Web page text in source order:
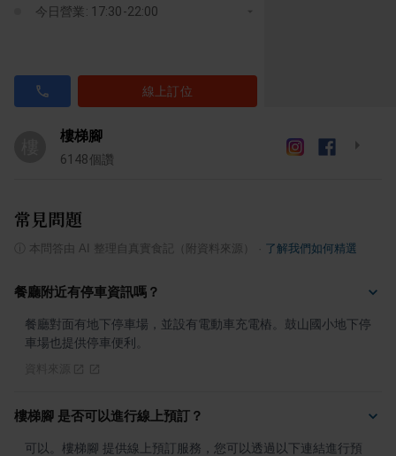
今日營業: 17:30-22:00
線上訂位
樓梯腳
6148個讚
常見問題
本問答由 AI 整理自真實食記（附資料來源） 了解我們如何精選
餐廳附近有停車資訊嗎？
餐廳對面有地下停車場，並設有電動車充電樁。鼓山國小地下停
車場也提供停車便利。
樓梯腳 是否可以進行線上預訂？
可以。樓梯腳 提供線上預訂服務，您可以透過以下連結進行預